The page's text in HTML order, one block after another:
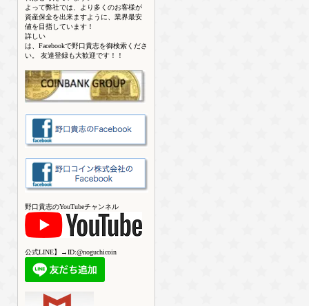
よって弊社では、より多くのお客様が
資産保全を出来ますように、業界最安
値を目指しています！
詳しい
は、Facebookで野口貴志を御検索くださ
い。 友達登録も大歓迎です！！
野口貴志のYouTubeチャンネル
公式LINE】→ID:@noguchicoin